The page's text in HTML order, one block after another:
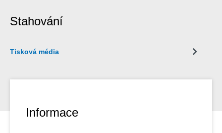
Stahování
Tisková média
Informace